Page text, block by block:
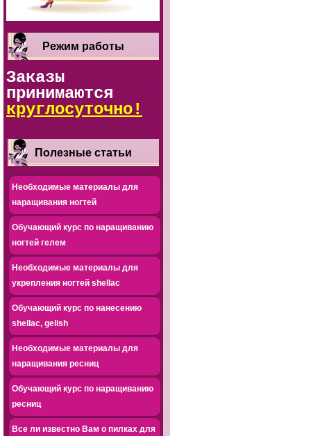
Режим работы
Заказы
принимаются
круглосуточно!
Полезные статьи
Необходимые материалы для
наращивания ногтей
Обучающий курс по наращиванию
ногтей гелем
Необходимые материалы для
укрепления ногтей shellac
Обучающий курс по нанесению
shellac, gelish
Необходимые материалы для
наращивания ресниц
Обучающий курс по наращиванию
ресниц
Все ли известно Вам о пилках для